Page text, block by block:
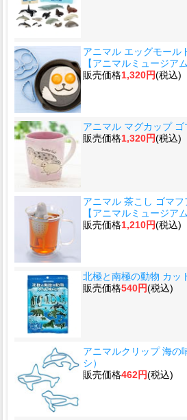
アニマル エッグモール
【アニマルミュージアム
販売価格1,320円(税込)
アニマル マグカップ ゴ
販売価格1,320円(税込)
アニマル 茶こし ゴマフ
【アニマルミュージアム
販売価格1,210円(税込)
北極と南極の動物 カッ
販売価格540円(税込)
アニマルクリップ 海の
シ）
販売価格462円(税込)